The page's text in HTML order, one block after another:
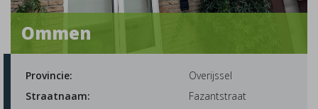
Ommen
Provincie:
Overijssel
Straatnaam:
Fazantstraat